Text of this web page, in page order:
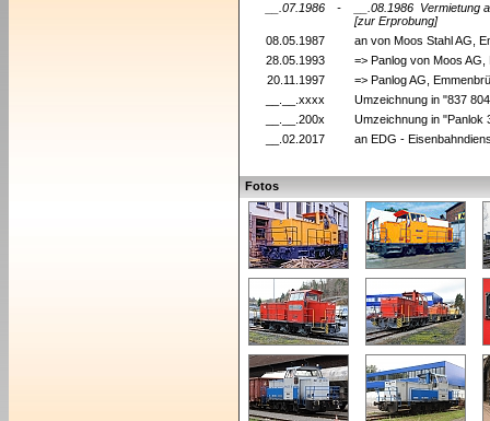
__.07.1986
- __.08.1986 Vermietung
[zur Erprobung]
08.05.1987
an von Moos Stahl AG,
28.05.1993
=> Panlog von Moos
20.11.1997
=> Panlog AG,
__.__.xxxx
Umzeichnung in "837
__.__.200x
Umzeichnung in "Panlok
__.02.2017
an EDG -
Fotos